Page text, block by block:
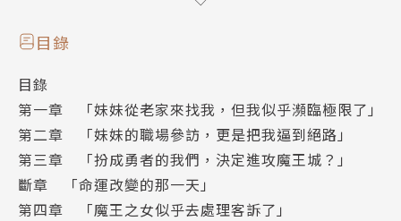
目錄
目錄
第一章 「妹妹從老家來找我，但我似乎瀕臨極限了」
第二章 「妹妹的職場參訪，更是把我逼到絕路」
第三章 「扮成勇者的我們，決定進攻魔王城？」
斷章 「命運改變的那一天」
第四章 「魔王之女似乎去處理客訴了」